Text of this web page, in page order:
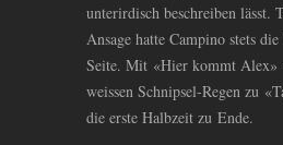
unterirdisch beschreiben lässt.
Ansage hatte Campino stets
Seite. Mit «Hier kommt Alex»
weissen Schnipsel-Regen zu
die erste Halbzeit zu Ende.